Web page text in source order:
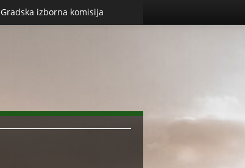
Gradska izborna komisija